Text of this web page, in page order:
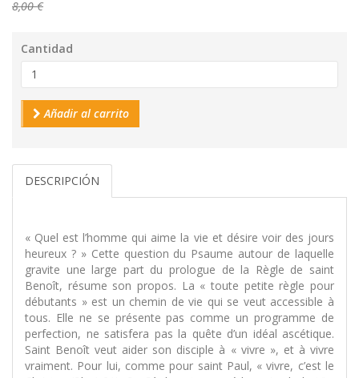
8,00 €
Cantidad
Añadir al carrito
DESCRIPCIÓN
« Quel est l’homme qui aime la vie et désire voir des jours
heureux ? » Cette question du Psaume autour de laquelle
gravite une large part du prologue de la Règle de saint
Benoît, résume son propos. La « toute petite règle pour
débutants » est un chemin de vie qui se veut accessible à
tous. Elle ne se présente pas comme un programme de
perfection, ne satisfera pas la quête d’un idéal ascétique.
Saint Benoît veut aider son disciple à « vivre », et à vivre
vraiment. Pour lui, comme pour saint Paul, « vivre, c’est le